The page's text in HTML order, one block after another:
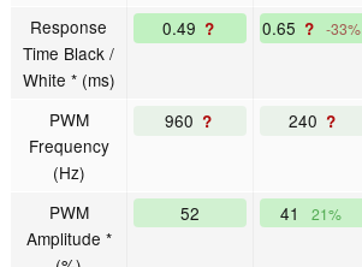
Response
Time Black /
White * (ms)
0.49 ? 0.65 ? -33%
PWM
Frequency
(Hz)
960 ? 240 ?
PWM
Amplitude *
52 41 21%